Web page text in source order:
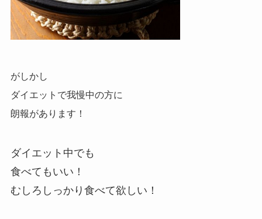
がしかし
ダイエットで我慢中の方に
朗報があります！
ダイエット中でも
食べてもいい！
むしろしっかり食べて欲しい！